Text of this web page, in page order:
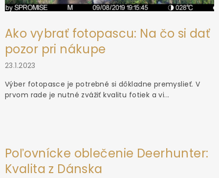
Ako vybrať fotopascu: Na čo si dať
pozor pri nákupe
23.1.2023
Výber fotopasce je potrebné si dôkladne premyslieť. V
prvom rade je nutné zvážiť kvalitu fotiek a vi...
Poľovnícke oblečenie Deerhunter:
Kvalita z Dánska